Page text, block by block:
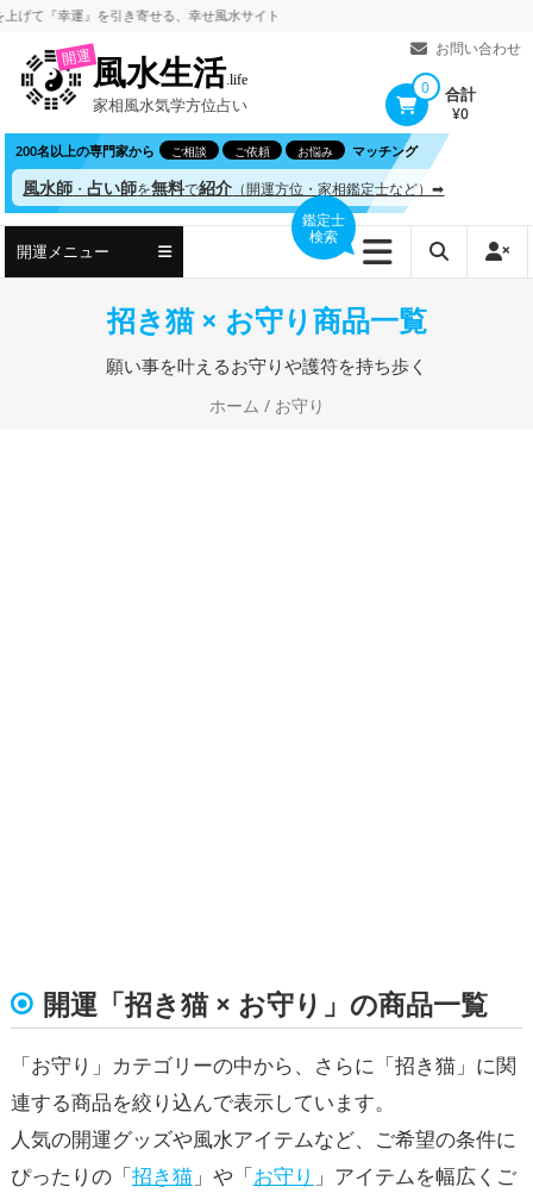
コ
ツ
へ
ス
ッ
て『幸運』を引き寄せる、幸せ風水サイト
お問い合わせ
開運風水生活.life
家相風水気学方位占い
0 合計
¥0
200名以上の専門家から ご相談 ご依頼 お悩み マッチング
風水師 ・占い師を無料で紹介 （開運方位・家相鑑定士など）➡
開運メニュー
鑑定士
検索
招き猫 × お守り商品一覧
願い事を叶えるお守りや護符を持ち歩く
ホーム / お守り
開運「招き猫 × お守り」の商品一覧
「お守り」カテゴリーの中から、さらに「招き猫」に関
連する商品を絞り込んで表示しています。
人気の開運グッズや風水アイテムなど、ご希望の条件に
ぴったりの「招き猫」や「お守り 」アイテムを幅広くご